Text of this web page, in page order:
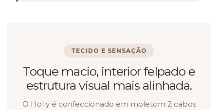
TECIDO E SENSAÇÃO
Toque macio, interior felpado e
estrutura visual mais alinhada.
O Holly é confeccionado em moletom 2 cabos